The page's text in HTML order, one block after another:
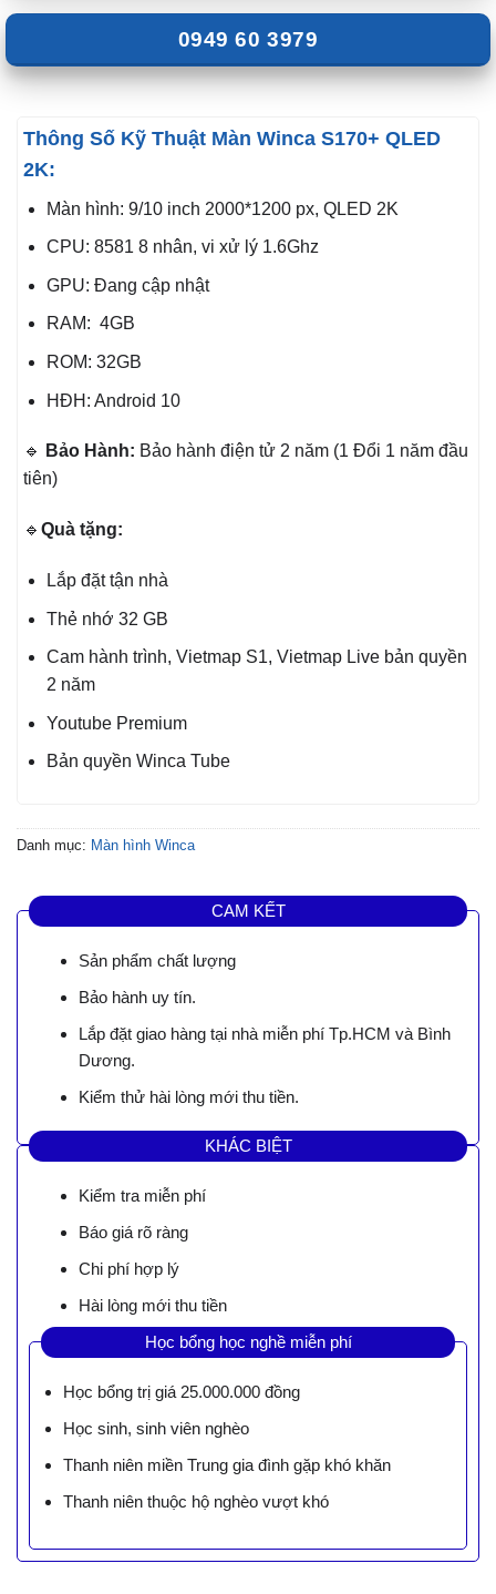
0949 60 3979
Thông Số Kỹ Thuật Màn Winca S170+ QLED
2K:
Màn hình: 9/10 inch 2000*1200 px, QLED 2K
CPU: 8581 8 nhân, vi xử lý 1.6Ghz
GPU: Đang cập nhật
RAM: 4GB
ROM: 32GB
HĐH: Android 10
🔹 Bảo Hành: Bảo hành điện tử 2 năm (1 Đổi 1 năm đầu
tiên)
🔹 Quà tặng:
Lắp đặt tận nhà
Thẻ nhớ 32 GB
Cam hành trình, Vietmap S1, Vietmap Live bản quyền
2 năm
Youtube Premium
Bản quyền Winca Tube
Danh mục: Màn hình Winca
CAM KẾT
Sản phẩm chất lượng
Bảo hành uy tín.
Lắp đặt giao hàng tại nhà miễn phí Tp.HCM và Bình
Dương.
Kiểm thử hài lòng mới thu tiền.
KHÁC BIỆT
Kiểm tra miễn phí
Báo giá rõ ràng
Chi phí hợp lý
Hài lòng mới thu tiền
Học bổng học nghề miễn phí
Học bổng trị giá 25.000.000 đồng
Học sinh, sinh viên nghèo
Thanh niên miền Trung gia đình gặp khó khăn
Thanh niên thuộc hộ nghèo vượt khó